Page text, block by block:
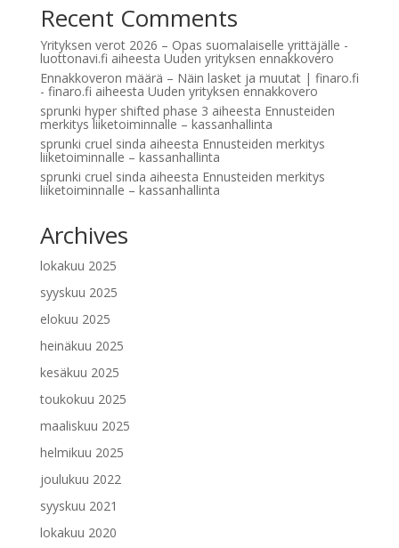
Recent Comments
Yrityksen verot 2026 – Opas suomalaiselle yrittäjälle -
luottonavi.fi aiheesta Uuden yrityksen ennakkovero
Ennakkoveron määrä – Näin lasket ja muutat | finaro.fi
- finaro.fi aiheesta Uuden yrityksen ennakkovero
sprunki hyper shifted phase 3 aiheesta Ennusteiden
merkitys liiketoiminnalle – kassanhallinta
sprunki cruel sinda aiheesta Ennusteiden merkitys
liiketoiminnalle – kassanhallinta
sprunki cruel sinda aiheesta Ennusteiden merkitys
liiketoiminnalle – kassanhallinta
Archives
lokakuu 2025
syyskuu 2025
elokuu 2025
heinäkuu 2025
kesäkuu 2025
toukokuu 2025
maaliskuu 2025
helmikuu 2025
joulukuu 2022
syyskuu 2021
lokakuu 2020